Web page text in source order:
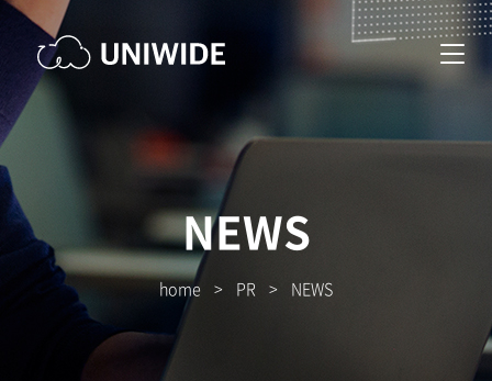
NEWS
home > PR > NEWS